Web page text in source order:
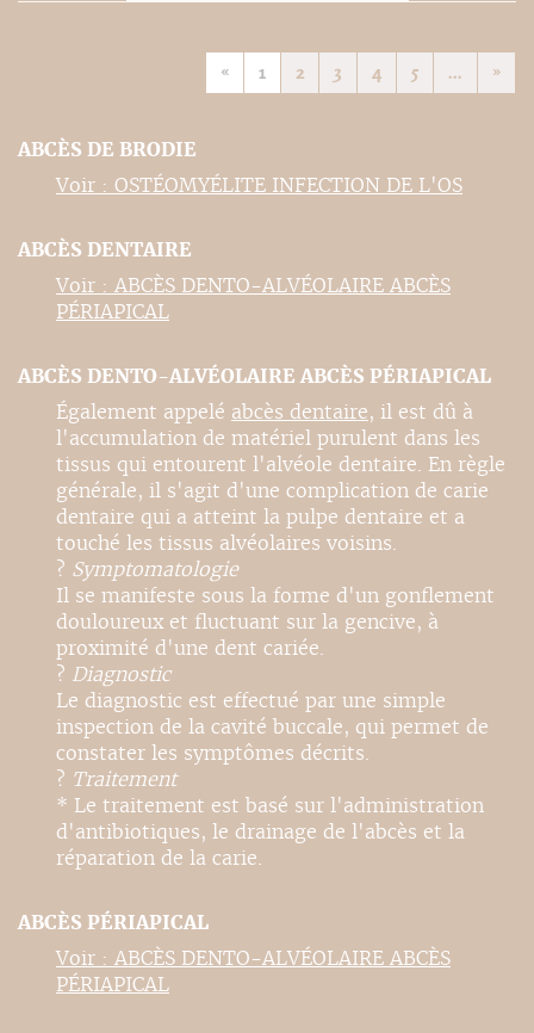
« 1 2 3 4 5 ... »
ABCÈS DE BRODIE
Voir : OSTÉOMYÉLITE INFECTION DE L'OS
ABCÈS DENTAIRE
Voir : ABCÈS DENTO-ALVÉOLAIRE ABCÈS
PÉRIAPICAL
ABCÈS DENTO-ALVÉOLAIRE ABCÈS PÉRIAPICAL
Également appelé abcès dentaire, il est dû à
l'accumulation de matériel purulent dans les
tissus qui entourent l'alvéole dentaire. En règle
générale, il s'agit d'une complication de carie
dentaire qui a atteint la pulpe dentaire et a
touché les tissus alvéolaires voisins.
? Symptomatologie
Il se manifeste sous la forme d'un gonflement
douloureux et fluctuant sur la gencive, à
proximité d'une dent cariée.
? Diagnostic
Le diagnostic est effectué par une simple
inspection de la cavité buccale, qui permet de
constater les symptômes décrits.
? Traitement
* Le traitement est basé sur l'administration
d'antibiotiques, le drainage de l'abcès et la
réparation de la carie.
ABCÈS PÉRIAPICAL
Voir : ABCÈS DENTO-ALVÉOLAIRE ABCÈS
PÉRIAPICAL